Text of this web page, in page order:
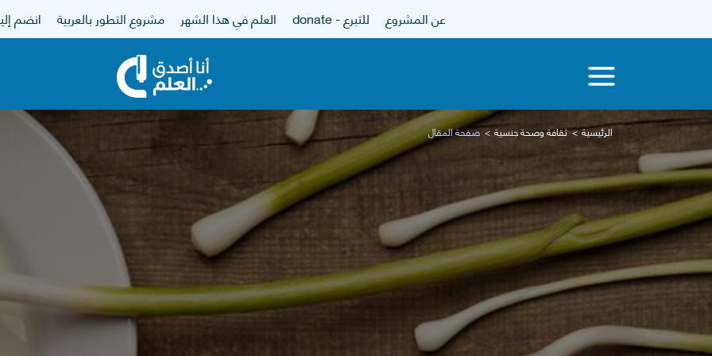
عن المشروع للتبرع - donate العلم في هذا الشهر مشروع التطور بالعربية انضم
الرئيسية ثقافة وصحة جنسية صفحة المقال